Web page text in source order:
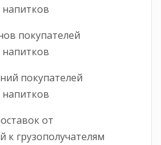
напитков
покупателей
напитков
покупателей
напитков
от
к грузополучателям